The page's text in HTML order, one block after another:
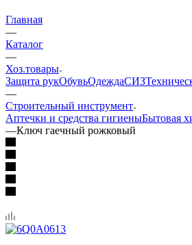
Главная
—
Каталог
—
Хоз.товары
Защита рукОбувьОдеждаСИЗ
—
Строительный инструмент
Аптечки и средства гигиеныБытовая
—Ключ гаечный рожковый